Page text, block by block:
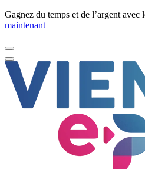
Gagnez du temps et de l’argent avec
maintenant